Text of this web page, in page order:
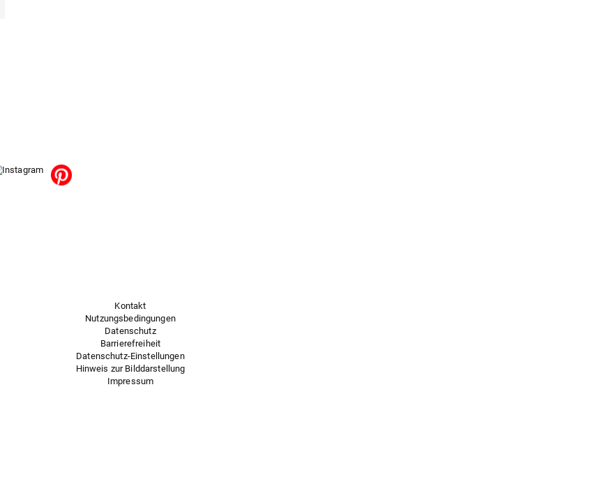
Kontakt
Nutzungsbedingungen
Datenschutz
Barrierefreiheit
Datenschutz-Einstellungen
Hinweis zur Bilddarstellung
Impressum